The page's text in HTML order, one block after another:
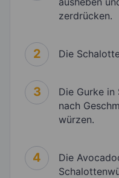
zerdrücken.
2 Die
3
Die Gurke in
nach
würzen.
4
Die